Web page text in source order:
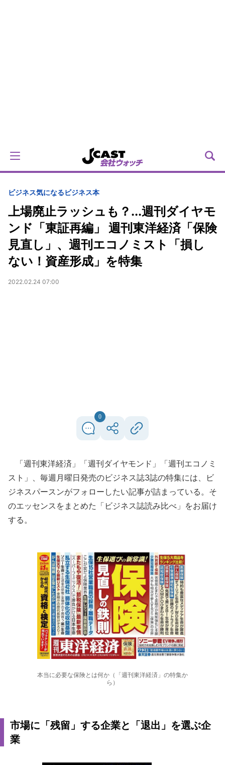
ビジネス気になるビジネス本
上場廃止ラッシュも？...週刊ダイヤモ
ンド「東証再編」 週刊東洋経済「保険
見直し」、週刊エコノミスト「損し
ない！資産形成」を特集
2022.02.24 07:00
0
「週刊東洋経済」「週刊ダイヤモンド」「週刊エコノミ
スト」、毎週月曜日発売のビジネス誌3誌の特集には、ビ
ジネスパースンがフォローしたい記事が詰まっている。そ
のエッセンスをまとめた「ビジネス誌読み比べ」をお届け
する。
本当に必要な保険とは何か（「週刊東洋経済」の特集か
ら）
市場に「残留」する企業と「退出」を選ぶ企
業